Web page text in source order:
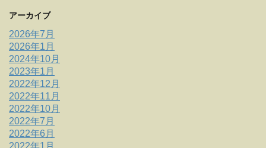
アーカイブ
2026年7月
2026年1月
2024年10月
2023年1月
2022年12月
2022年11月
2022年10月
2022年7月
2022年6月
2022年1月